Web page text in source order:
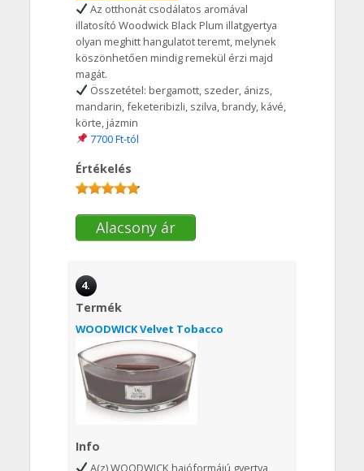
Az otthonát csodálatos aromával
illatosító Woodwick Black Plum illatgyertya
olyan meghitt hangulatot teremt, melynek
köszönhetően mindig remekül érzi majd
magát.
Összetétel: bergamott, szeder, ánizs,
mandarin, feketeribizli, szilva, brandy, kávé,
körte, jázmin
7700 Ft-tól
Értékelés
Alacsony ár
4.
Termék
WOODWICK Velvet Tobacco
Info
A(z) WOODWICK hajóformájú gyertya